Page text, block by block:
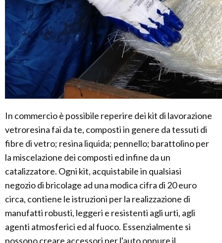
In commercio è possibile reperire dei kit di lavorazione
vetroresina fai da te, composti in genere da tessuti di
fibre di vetro; resina liquida; pennello; barattolino per
la miscelazione dei composti ed infine da un
catalizzatore. Ogni kit, acquistabile in qualsiasi
negozio di bricolage ad una modica cifra di 20 euro
circa, contiene le istruzioni per la realizzazione di
manufatti robusti, leggeri e resistenti agli urti, agli
agenti atmosferici ed al fuoco. Essenzialmente si
possono creare accessori per l'auto oppure il